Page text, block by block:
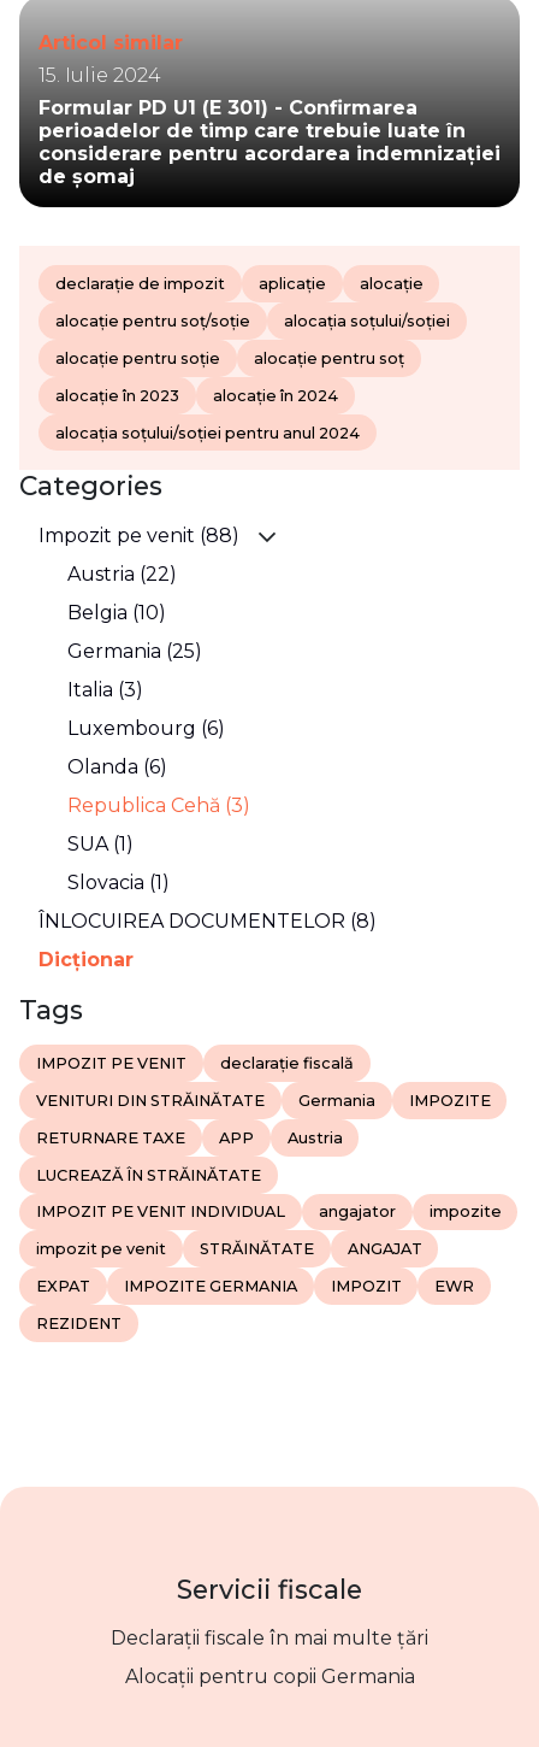
Articol similar
15. Iulie 2024
Formular PD U1 (E 301) - Confirmarea
perioadelor de timp care trebuie luate în
considerare pentru acordarea indemnizației
de șomaj
declarație de impozit aplicație alocație
alocație pentru soț/soție alocația soțului/soției
alocație pentru soție alocație pentru soț
alocație în 2023 alocație în 2024
alocația soțului/soției pentru anul 2024
Categories
Impozit pe venit (88)
Austria (22)
Belgia (10)
Germania (25)
Italia (3)
Luxembourg (6)
Olanda (6)
Republica Cehă (3)
SUA (1)
Slovacia (1)
ÎNLOCUIREA DOCUMENTELOR (8)
Dicţionar
Tags
IMPOZIT PE VENIT declarație fiscală
VENITURI DIN STRĂINĂTATE Germania IMPOZITE
RETURNARE TAXE APP Austria
LUCREAZĂ ÎN STRĂINĂTATE
IMPOZIT PE VENIT INDIVIDUAL angajator impozite
impozit pe venit STRĂINĂTATE ANGAJAT
EXPAT IMPOZITE GERMANIA IMPOZIT EWR
REZIDENT
Servicii fiscale
Declarații fiscale în mai multe țări
Alocații pentru copii Germania